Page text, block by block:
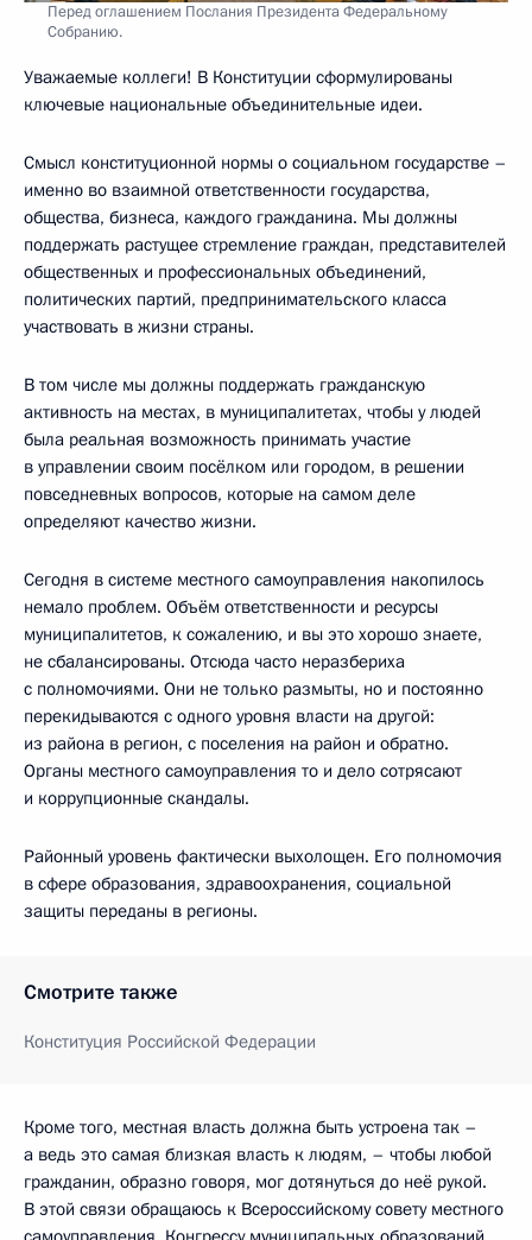
Перед оглашением Послания Президента Федеральному
Собранию.
Уважаемые коллеги! В Конституции сформулированы
ключевые национальные объединительные идеи.
Смысл конституционной нормы о социальном государстве –
именно во взаимной ответственности государства,
общества, бизнеса, каждого гражданина. Мы должны
поддержать растущее стремление граждан, представителей
общественных и профессиональных объединений,
политических партий, предпринимательского класса
участвовать в жизни страны.
В том числе мы должны поддержать гражданскую
активность на местах, в муниципалитетах, чтобы у людей
была реальная возможность принимать участие
в управлении своим посёлком или городом, в решении
повседневных вопросов, которые на самом деле
определяют качество жизни.
Сегодня в системе местного самоуправления накопилось
немало проблем. Объём ответственности и ресурсы
муниципалитетов, к сожалению, и вы это хорошо знаете,
не сбалансированы. Отсюда часто неразбериха
с полномочиями. Они не только размыты, но и постоянно
перекидываются с одного уровня власти на другой:
из района в регион, с поселения на район и обратно.
Органы местного самоуправления то и дело сотрясают
и коррупционные скандалы.
Районный уровень фактически выхолощен. Его полномочия
в сфере образования, здравоохранения, социальной
защиты переданы в регионы.
Смотрите также
Конституция Российской Федерации
Кроме того, местная власть должна быть устроена так –
а ведь это самая близкая власть к людям, – чтобы любой
гражданин, образно говоря, мог дотянуться до неё рукой.
В этой связи обращаюсь к Всероссийскому совету местного